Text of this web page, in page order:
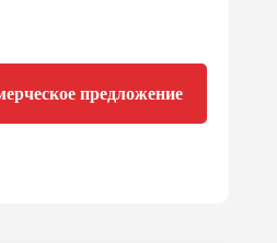
предложение